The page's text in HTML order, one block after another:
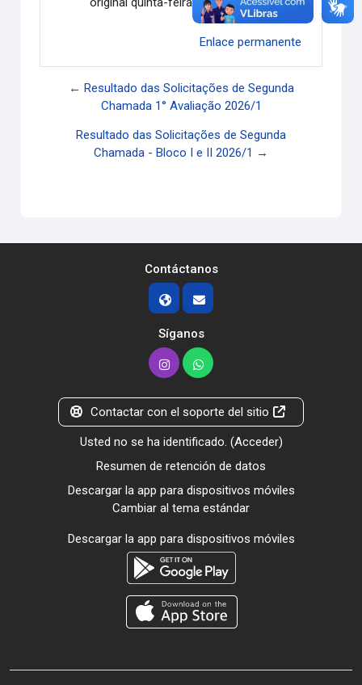
Enlace permanente
← Resultado das Solicitações de Segunda
Chamada 1° Avaliação 2026/1
Resultado das Solicitações de Segunda
Chamada - Bloco I e II 2026/1 →
Contáctanos
Síganos
Contactar con el soporte del sitio
Usted no se ha identificado. (Acceder)
Resumen de retención de datos
Descargar la app para dispositivos móviles
Cambiar al tema estándar
Descargar la app para dispositivos móviles